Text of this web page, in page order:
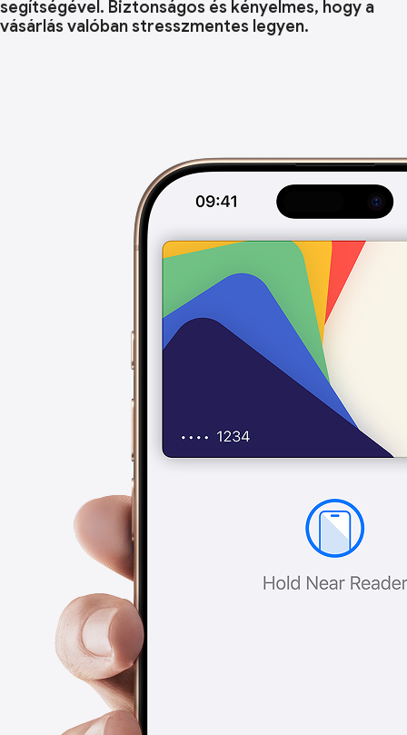
segítségével. Biztonságos és kényelmes, hogy a
vásárlás valóban stresszmentes legyen.